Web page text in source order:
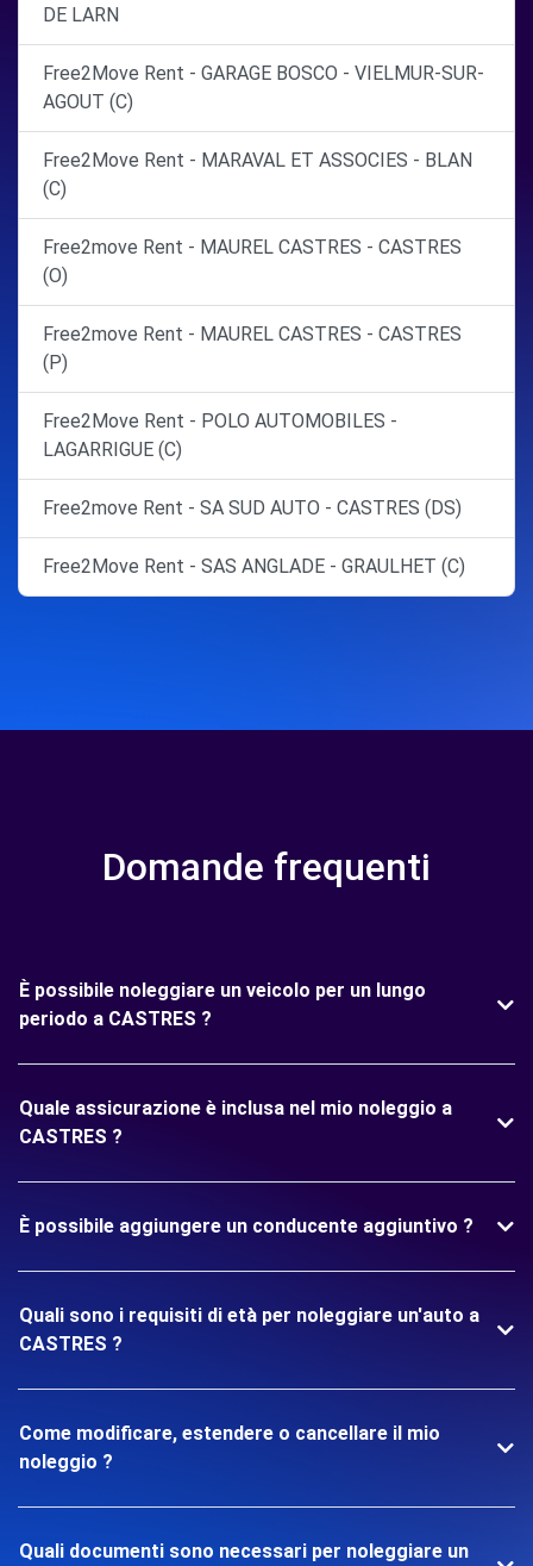
DE LARN
Free2Move Rent - GARAGE BOSCO - VIELMUR-SUR-
AGOUT (C)
Free2Move Rent - MARAVAL ET ASSOCIES - BLAN
(C)
Free2move Rent - MAUREL CASTRES - CASTRES
(O)
Free2move Rent - MAUREL CASTRES - CASTRES
(P)
Free2Move Rent - POLO AUTOMOBILES -
LAGARRIGUE (C)
Free2move Rent - SA SUD AUTO - CASTRES (DS)
Free2Move Rent - SAS ANGLADE - GRAULHET (C)
Domande frequenti
È possibile noleggiare un veicolo per un lungo
periodo a CASTRES ?
Quale assicurazione è inclusa nel mio noleggio a
CASTRES ?
È possibile aggiungere un conducente aggiuntivo ?
Quali sono i requisiti di età per noleggiare un'auto a
CASTRES ?
Come modificare, estendere o cancellare il mio
noleggio ?
Quali documenti sono necessari per noleggiare un